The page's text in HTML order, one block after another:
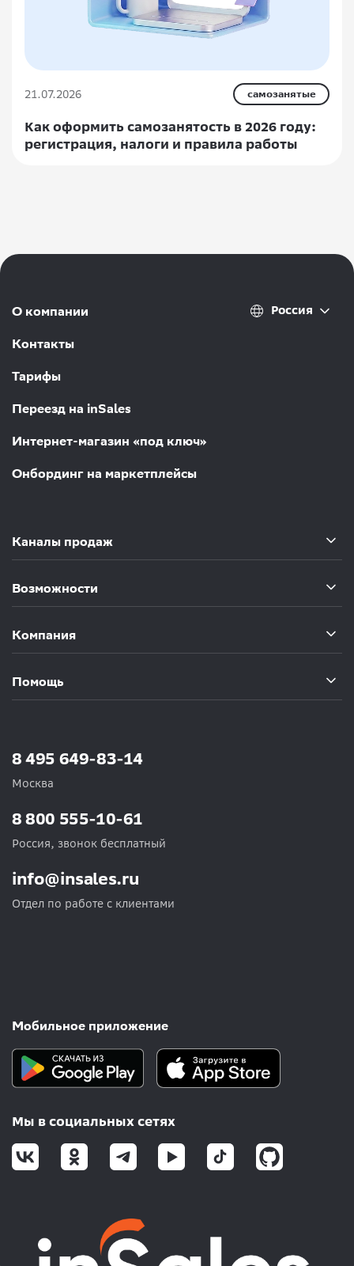
21.07.2026 самозанятые
Как оформить самозанятость в 2026 году:
регистрация, налоги и правила работы
О компании
Контакты
Тарифы
Переезд на inSales
Интернет-магазин «под ключ»
Онбординг на маркетплейсы
Россия
Каналы продаж
Возможности
Компания
Помощь
8 495 649-83-14
Москва
info@insales.ru
Отдел по работе с клиентами
8 800 555-10-61
Россия, звонок бесплатный
Мобильное приложение
Мы в социальных сетях